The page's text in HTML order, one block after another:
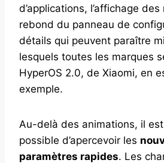
d’applications, l’affichage
rebond du panneau de
détails qui peuvent paraître
lesquels toutes les marques
HyperOS 2.0, de Xiaomi, en
exemple.
Au-delà des animations, il
possible d’apercevoir les
paramètres rapides. Les